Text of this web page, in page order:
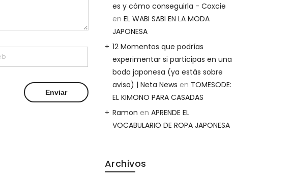
es y cómo conseguirla - Coxcie
en EL WABI SABI EN LA MODA
JAPONESA
12 Momentos que podrías
experimentar si participas en una
boda japonesa (ya estás sobre
aviso) | Neta News en TOMESODE:
EL KIMONO PARA CASADAS
Ramon en APRENDE EL
VOCABULARIO DE ROPA JAPONESA
Archivos